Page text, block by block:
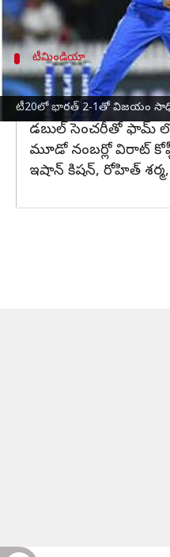
టీ20లో భారత్ 2-1తో విజయం
టీమిండియా
తొలి వన్డేలో బరిలోకి
ఈ మ్యాచ్ లో రోహిత్ శర్మ,
డబుల్ సెంచరీతో ఫామ్ లో
మూడో నంబర్లో విరాట్
ఇషాన్ కిషన్, రోహిత్ శర్మ,